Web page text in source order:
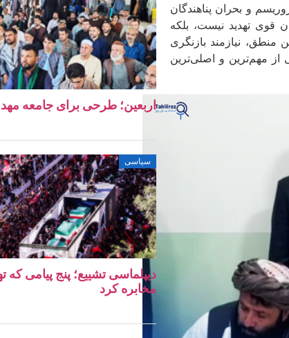
و بحران پناهندگان
قوی تهدید نیست، بلکه
نیازمند بازنگری
از مهم‌ترین و اصلی‌ترین
اربعین؛ طرحی برای جامعه
سیاسی
دیپلماسی تشییع؛ پنج پیامی که
مخابره کرد